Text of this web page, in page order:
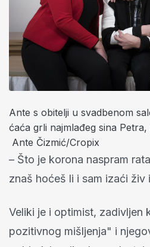
Ante s obitelji u svadbenom
ćaća grli najmlađeg sina
Ante Čizmić/Cropix
– Što je korona naspram
znaš hoćeš li i sam izaći živ
Veliki je i optimist, zadivljen
pozitivnog mišljenja" i